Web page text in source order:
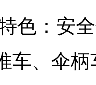
色： 安
车、伞